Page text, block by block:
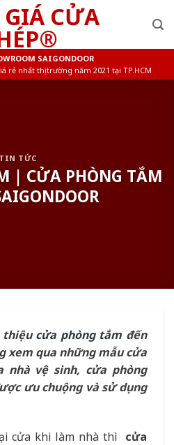
SAIGONDOOR
rẻ nhất thị trường năm 2021 tại TP.HCM
TIN TỨC
| CỬA PHÒNG TẮM
thiệucửa phòng tắm đến
xem qua những mẫu cửa
nhà vệ sinh, cửa phòng
ưu chuộng và sử dụng
cửa khi làm nhà thì cửa